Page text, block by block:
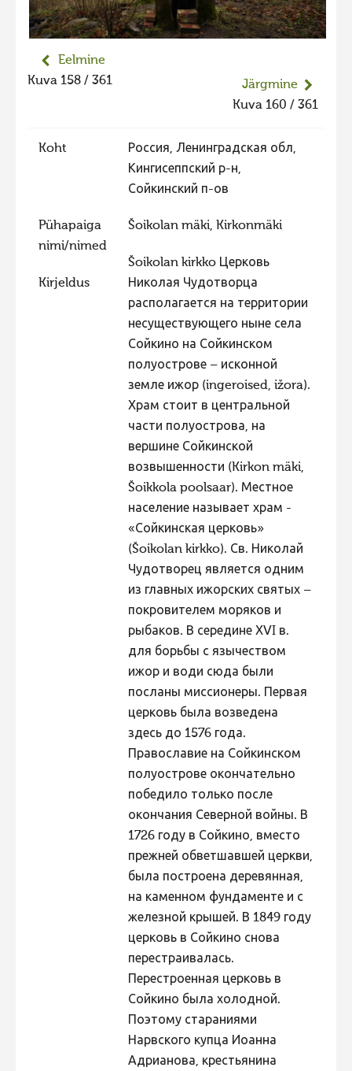
Liikuvad kuvad 2025
Hiite kuvavõistlus 2023 lisa
Liikuvad kuvad 2023
Liikuvad kuvad 2022
Hiite kuvavõistlus 2021
Hiite kuvavõistlus 2021 lisa
Liikuvad kuvad 2021
Hiite kuvavõistlus 2020
Hiite kuvavõistlus 2020 lisa
Liikuvad kuvad 2020
Hiite kuvavõistlus 2018
Hiite kuvavõistlus 2017
Hiite kuvavõistlus 2016
Hiite kuvavõistlus 2015
Hiite kuvavõistlus 2014
Hiite kuvavõistlus 2013
Hiite kuvavõistlus 2012
Hiite kuvavõistlus 2011
Hiite kuvavõistlus 2009
Hiite kuvavõistlus 2008
Eelmine
Kuva 158 / 361
Järgmine
Kuva 160 / 361
Koht
Россия, Ленинградская обл,
Кингисеппский р-н,
Сойкинский п-ов
Pühapaiga
nimi/nimed
Šoikolan mäki, Kirkonmäki
Kirjeldus
Šoikolan kirkko Церковь
Николая Чудотворца
располагается на территории
несуществующего ныне села
Сойкино на Сойкинском
полуострове – исконной
земле ижор (ingeroised, ižora).
Храм стоит в центральной
части полуострова, на
вершине Сойкинской
возвышенности (Kirkon mäki,
Šoikkola poolsaar). Местное
население называет храм -
«Сойкинская церковь»
(Šoikolan kirkko). Св. Николай
Чудотворец является одним
из главных ижорских святых –
покровителем моряков и
рыбаков. В середине ХVI в.
для борьбы с язычеством
ижор и води сюда были
посланы миссионеры. Первая
церковь была возведена
здесь до 1576 года.
Православие на Сойкинском
полуострове окончательно
победило только после
окончания Северной войны. В
1726 году в Сойкино, вместо
прежней обветшавшей церкви,
была построена деревянная,
на каменном фундаменте и с
железной крышей. В 1849 году
церковь в Сойкино снова
перестраивалась.
Перестроенная церковь в
Сойкино была холодной.
Поэтому стараниями
Нарвского купца Иоанна
Адрианова, крестьянина